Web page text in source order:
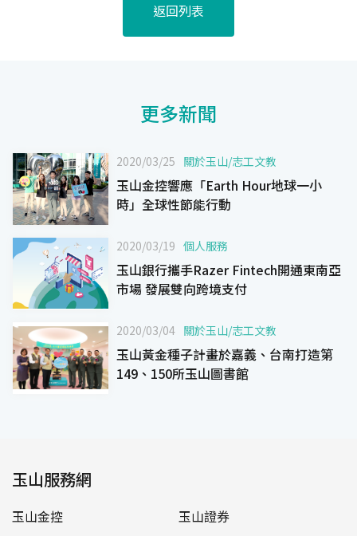
返回列表
更多新聞
2020/03/25 關於玉山/志工文教
玉山金控響應「Earth Hour地球一小
時」全球性節能行動
2020/03/19 個人服務
玉山銀行攜手Razer Fintech開通東南亞
市場 發展雙向跨境支付
2020/03/04 關於玉山/志工文教
玉山黃金種子計畫於嘉義、台南打造第
149、150所玉山圖書館
玉山服務網
玉山金控
玉山證券